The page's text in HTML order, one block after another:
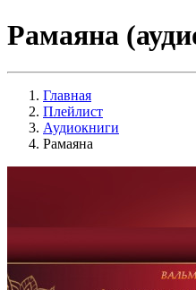
Рамаяна
Главная
Плейлист
Аудиокниги
Рамаяна